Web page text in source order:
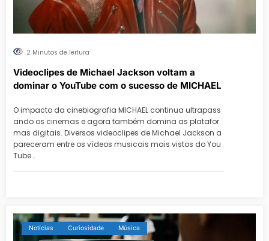
2 Minutos de leitura
Videoclipes de Michael Jackson voltam a
dominar o YouTube com o sucesso de MICHAEL
O impacto da cinebiografia MICHAEL continua ultrapass
ando os cinemas e agora também domina as platafor
mas digitais. Diversos videoclipes de Michael Jackson a
pareceram entre os vídeos musicais mais vistos do You
Tube…
Notícias Curiosidade Música